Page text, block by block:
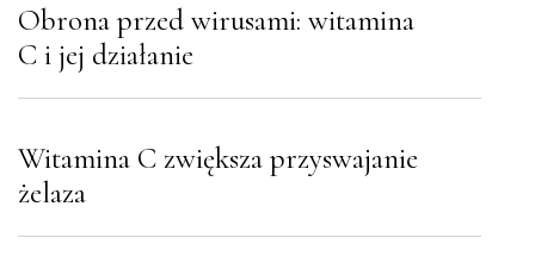
Obrona przed wirusami: witamina
C i jej działanie
Witamina C zwiększa przyswajanie
żelaza